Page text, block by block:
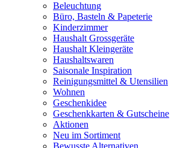
Beleuchtung
Büro, Basteln & Papeterie
Kinderzimmer
Haushalt Grossgeräte
Haushalt Kleingeräte
Haushaltswaren
Saisonale Inspiration
Reinigungsmittel & Utensilien
Wohnen
Geschenkidee
Geschenkkarten & Gutscheine
Aktionen
Neu im Sortiment
Bewusste Alternativen